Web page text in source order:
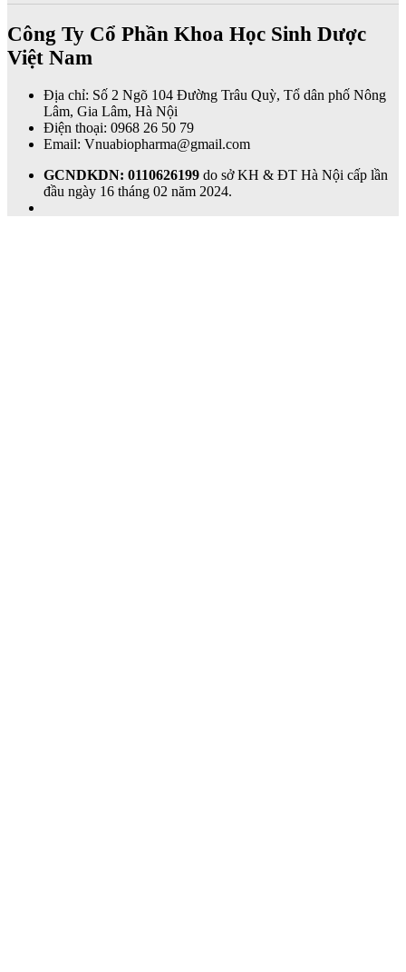
Công Ty Cổ Phần Khoa Học Sinh Dược
Việt Nam
Địa chỉ: Số 2 Ngõ 104 Đường Trâu Quỳ, Tổ dân phố Nông
Lâm, Gia Lâm, Hà Nội
Điện thoại: 0968 26 50 79
Email: Vnuabiopharma@gmail.com
GCNDKDN: 0110626199 do sở KH & ĐT Hà Nội cấp lần
đầu ngày 16 tháng 02 năm 2024.